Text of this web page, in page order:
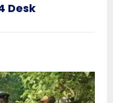
Desk